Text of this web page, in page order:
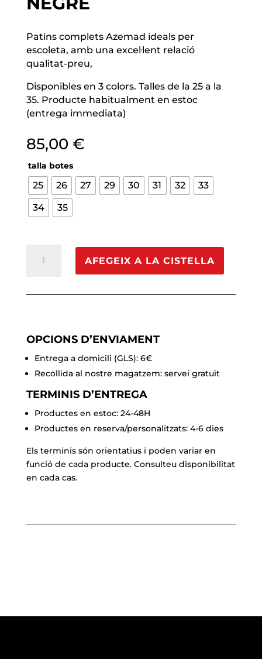
Patins complets Azemad ideals per
escoleta, amb una excel·lent relació
qualitat-preu,
Disponibles en 3 colors. Talles de la 25 a la
35. Producte habitualment en estoc
(entrega immediata)
85,00 €
talla botes
25 26 27 29 30 31 32
33
34
35
AFEGEIX A LA CISTELLA
OPCIONS D’ENVIAMENT
Entrega a domicili (GLS): 6€
Recollida al nostre magatzem: servei gratuït
TERMINIS D’ENTREGA
Productes en estoc: 24-48H
Productes en reserva/personalitzats: 4-6 dies
Els terminis són orientatius i poden variar en
funció de cada producte. Consulteu disponibilitat
en cada cas.